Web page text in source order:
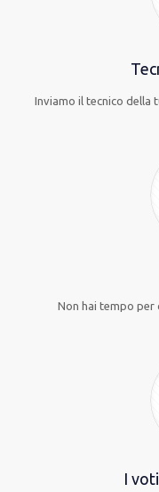
Inviamo il tecnico della
Non hai tempo per
I